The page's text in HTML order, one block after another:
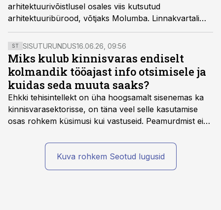
arhitektuurivõistlusel osales viis kutsutud
arhitektuuribürood, võtjaks Molumba. Linnakvartali
mõõtu arendusse tulevad kodud ja äripinnad koos
avaliku ruumiga.
ST SISUTURUNDUS16.06.26, 09:56
Miks kulub kinnisvaras endiselt
kolmandik tööajast info otsimisele ja
kuidas seda muuta saaks?
Ehkki tehisintellekt on üha hoogsamalt sisenemas ka
kinnisvarasektorisse, on täna veel selle kasutamise
osas rohkem küsimusi kui vastuseid. Peamurdmist ei
kas ettevõtte andmed on üldse sellisel kujul olemas, et
tehisintellekt neist midagi mõistlikku välja lugeda
Kuva rohkem Seotud lugusid